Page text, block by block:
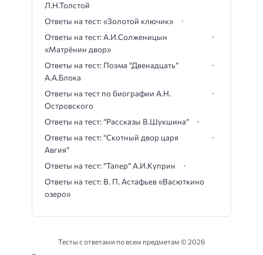
Л.Н.Толстой
Ответы на тест: «Золотой ключик»
Ответы на тест: А.И.Солженицын
«Матрёнин двор»
Ответы на тест: Поэма “Двенадцать”
А.А.Блока
Ответы на тест по биографии А.Н.
Островского
Ответы на тест: “Рассказы В.Шукшина”
Ответы на тест: “Скотный двор царя
Авгия”
Ответы на тест: “Тапер” А.И.Куприн
Ответы на тест: В. П. Астафьев «Васюткино
озеро»
Тесты с ответами по всем предметам ©2026